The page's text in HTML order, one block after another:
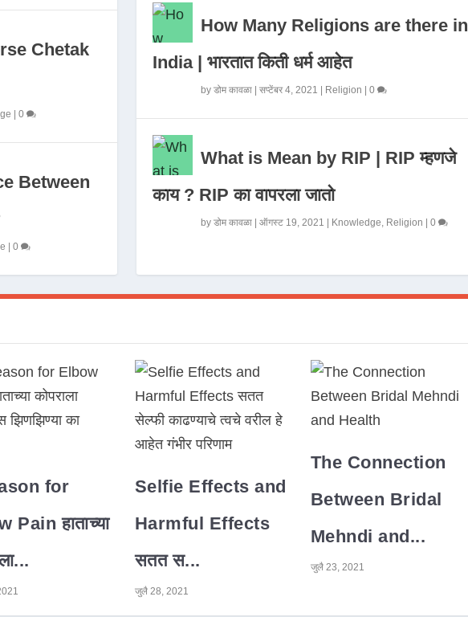
Chetak
|0
Between
|0
How Many Religions are there in
India | भारतात किती धर्म आहेत
by डोम कावळा| सप्टेंबर 4, 2021 Religion 0
What is Mean by RIP | RIP म्हणजे
काय ? RIP का वापरला जातो
by डोम कावळा| ऑगस्ट 19, 2021 Knowledge, Religion 0
for
Pain हाताच्या
Selfie Effects and
Harmful Effects
सतत स...
जुलै 28, 2021
The Connection
Between Bridal
Mehndi and...
जुलै 23, 2021